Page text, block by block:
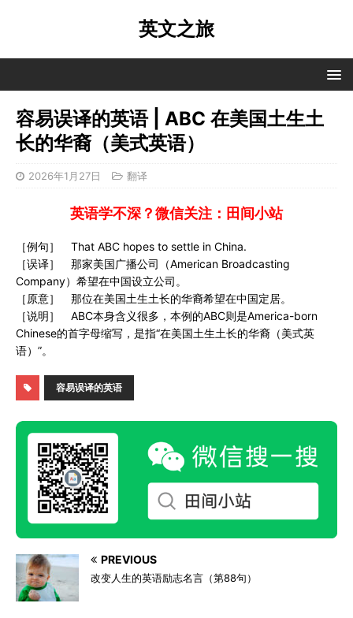
英文之旅
容易误译的英语 | ABC 在美国土生土
长的华裔（美式英语）
2026年1月27日 翻译
英语学不深？微信关注：田间小站
［例句］ That ABC hopes to settle in China.
［误译］ 那家美国广播公司（American Broadcasting
Company）希望在中国设立公司。
［原意］ 那位在美国土生土长的华裔希望在中国定居。
［说明］ ABC本身含义很多，本例的ABC则是America-born
Chinese的首字母缩写，是指“在美国土生土长的华裔（美式英
语）”。
容易误译的英语
PREVIOUS
改变人生的英语励志名言（第88句）